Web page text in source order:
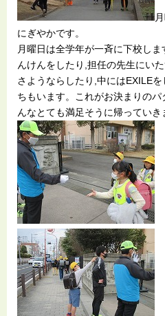
にぎやかです。
月曜日は全学年が一斉に下校し
んけんをしたり,担任の先生にい
さようならしたり,中にはEXILE
ちもいます。これがお決まりの
んなとても満足そうに帰っていき